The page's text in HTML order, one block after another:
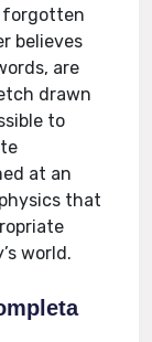
forgotten
believes
are
drawn
to
at an
that
world.